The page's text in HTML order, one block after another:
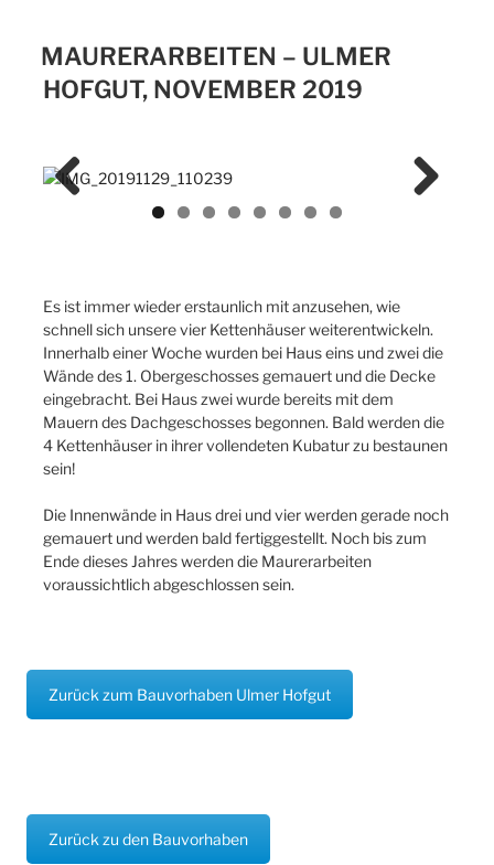
MAURERARBEITEN – ULMER
HOFGUT, NOVEMBER 2019
Es ist immer wieder erstaunlich mit anzusehen, wie
schnell sich unsere vier Kettenhäuser weiterentwickeln.
Innerhalb einer Woche wurden bei Haus eins und zwei die
Wände des 1. Obergeschosses gemauert und die Decke
eingebracht. Bei Haus zwei wurde bereits mit dem
Mauern des Dachgeschosses begonnen. Bald werden die
4 Kettenhäuser in ihrer vollendeten Kubatur zu bestaunen
sein!
Die Innenwände in Haus drei und vier werden gerade noch
gemauert und werden bald fertiggestellt. Noch bis zum
Ende dieses Jahres werden die Maurerarbeiten
voraussichtlich abgeschlossen sein.
Zurück zum Bauvorhaben Ulmer Hofgut
Zurück zu den Bauvorhaben